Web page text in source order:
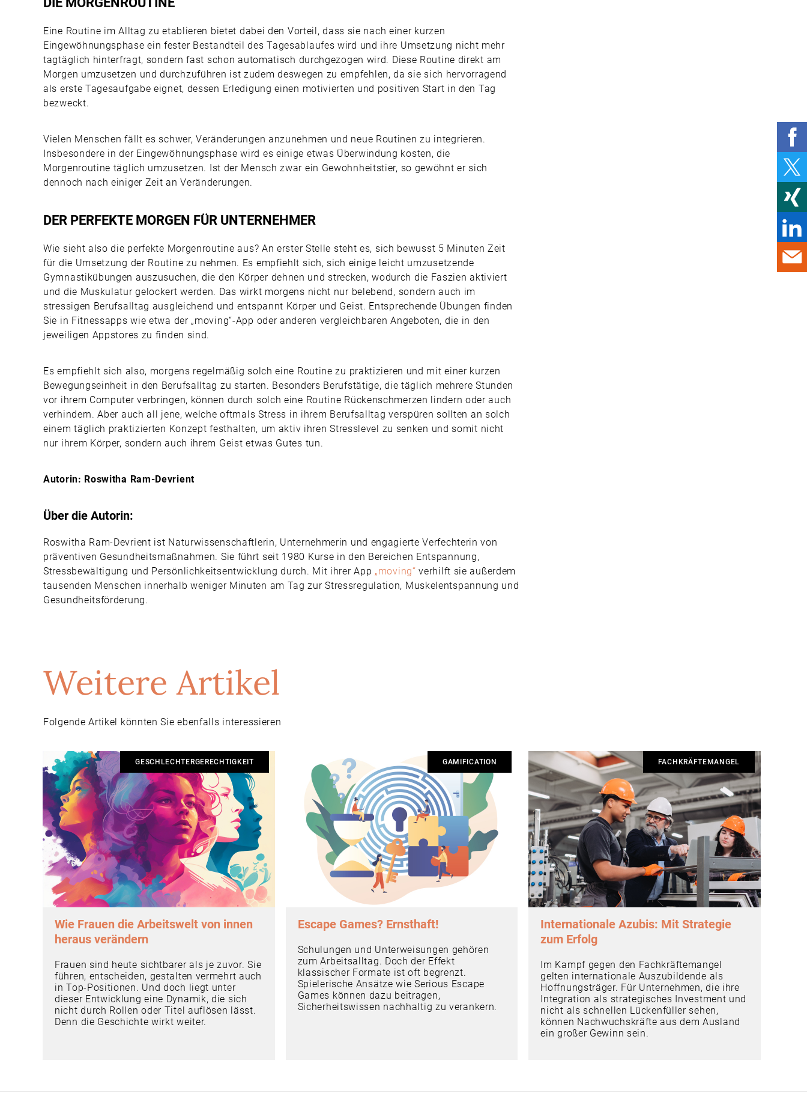
Eine Routine im Alltag zu etablieren bietet dabei den Vorteil, dass sie nach einer kurzen
Eingewöhnungsphase ein fester Bestandteil des Tagesablaufes wird und ihre Umsetzung nicht mehr
tagtäglich hinterfragt, sondern fast schon automatisch durchgezogen wird. Diese Routine direkt am
Morgen umzusetzen und durchzuführen ist zudem deswegen zu empfehlen, da sie sich hervorragend
als erste Tagesaufgabe eignet, dessen Erledigung einen motivierten und positiven Start in den Tag
bezweckt.
Vielen Menschen fällt es schwer, Veränderungen anzunehmen und neue Routinen zu integrieren.
Insbesondere in der Eingewöhnungsphase wird es einige etwas Überwindung kosten, die
Morgenroutine täglich umzusetzen. Ist der Mensch zwar ein Gewohnheitstier, so gewöhnt er sich
dennoch nach einiger Zeit an Veränderungen.
DER PERFEKTE MORGEN FÜR UNTERNEHMER
Wie sieht also die perfekte Morgenroutine aus? An erster Stelle steht es, sich bewusst 5 Minuten Zeit
für die Umsetzung der Routine zu nehmen. Es empfiehlt sich, sich einige leicht umzusetzende
Gymnastikübungen auszusuchen, die den Körper dehnen und strecken, wodurch die Faszien aktiviert
und die Muskulatur gelockert werden. Das wirkt morgens nicht nur belebend, sondern auch im
stressigen Berufsalltag ausgleichend und entspannt Körper und Geist. Entsprechende Übungen finden
Sie in Fitnessapps wie etwa der „moving“-App oder anderen vergleichbaren Angeboten, die in den
jeweiligen Appstores zu finden sind.
Es empfiehlt sich also, morgens regelmäßig solch eine Routine zu praktizieren und mit einer kurzen
Bewegungseinheit in den Berufsalltag zu starten. Besonders Berufstätige, die täglich mehrere Stunden
vor ihrem Computer verbringen, können durch solch eine Routine Rückenschmerzen lindern oder auch
verhindern. Aber auch all jene, welche oftmals Stress in ihrem Berufsalltag verspüren sollten an solch
einem täglich praktizierten Konzept festhalten, um aktiv ihren Stresslevel zu senken und somit nicht
nur ihrem Körper, sondern auch ihrem Geist etwas Gutes tun.
Autorin: Roswitha Ram-Devrient
Über die Autorin:
Roswitha Ram-Devrient ist Naturwissenschaftlerin, Unternehmerin und engagierte Verfechterin von
präventiven Gesundheitsmaßnahmen. Sie führt seit 1980 Kurse in den Bereichen Entspannung,
Stressbewältigung und Persönlichkeitsentwicklung durch. Mit ihrer App „moving“ verhilft sie außerdem
tausenden Menschen innerhalb weniger Minuten am Tag zur Stressregulation, Muskelentspannung und
Gesundheitsförderung.
Weitere Artikel
Folgende Artikel könnten Sie ebenfalls interessieren
GESCHLECHTERGERECHTIGKEIT
Wie Frauen die Arbeitswelt von innen
heraus verändern
Frauen sind heute sichtbarer als je zuvor. Sie
führen, entscheiden, gestalten vermehrt auch
in Top-Positionen. Und doch liegt unter
dieser Entwicklung eine Dynamik, die sich
nicht durch Rollen oder Titel auflösen lässt.
Denn die Geschichte wirkt weiter.
GAMIFICATION
Escape Games? Ernsthaft!
Schulungen und Unterweisungen gehören
zum Arbeitsalltag. Doch der Effekt
klassischer Formate ist oft begrenzt.
Spielerische Ansätze wie Serious Escape
Games können dazu beitragen,
Sicherheitswissen nachhaltig zu verankern.
FACHKRÄFTEMANGEL
Internationale Azubis: Mit Strategie
zum Erfolg
Im Kampf gegen den Fachkräftemangel
gelten internationale Auszubildende als
Hoffnungsträger. Für Unternehmen, die ihre
Integration als strategisches Investment und
nicht als schnellen Lückenfüller sehen,
können Nachwuchskräfte aus dem Ausland
ein großer Gewinn sein.